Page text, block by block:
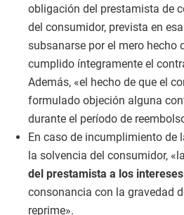
obligación del prestamista de
del consumidor, prevista en
subsanarse por el mero hecho
cumplido íntegramente el
Además, «el hecho de que el
formulado objeción alguna
durante el período de
En caso de incumplimiento de
la solvencia del consumidor, «la
del prestamista a los
consonancia con la gravedad
reprime».